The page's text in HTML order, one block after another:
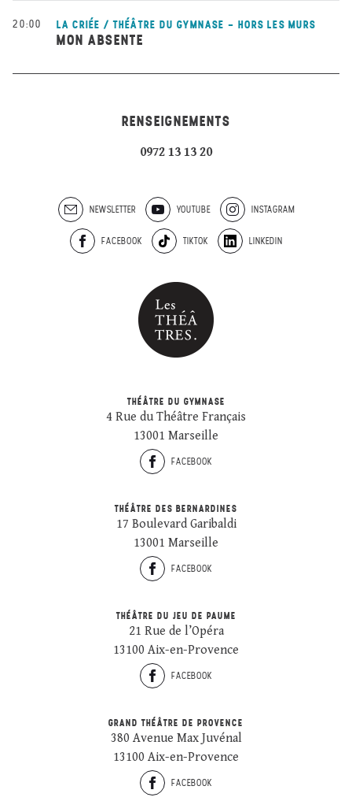
20:00 LA CRIÉE / THÉÂTRE DU GYMNASE - HORS LES MURS
MON ABSENTE
RENSEIGNEMENTS
0972 13 13 20
NEWSLETTER YOUTUBE INSTAGRAM
FACEBOOK TIKTOK LINKEDIN
THÉÂTRE DU GYMNASE
4 Rue du Théâtre Français
13001 Marseille
FACEBOOK
THÉÂTRE DES BERNARDINES
17 Boulevard Garibaldi
13001 Marseille
FACEBOOK
THÉÂTRE DU JEU DE PAUME
21 Rue de l’Opéra
13100 Aix-en-Provence
FACEBOOK
GRAND THÉÂTRE DE PROVENCE
380 Avenue Max Juvénal
13100 Aix-en-Provence
FACEBOOK